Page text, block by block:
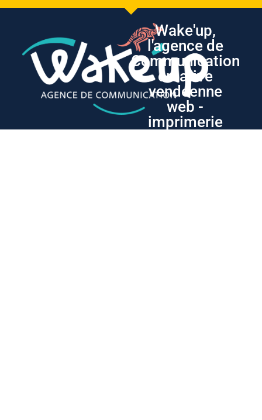
Wake'up,
l'agence de
Communication
créative
vendéenne
web -
imprimerie